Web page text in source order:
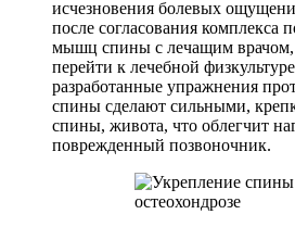
исчезновения болевых
после согласования комплекса
мышц спины с лечащим
перейти к лечебной
разработанные упражнения
спины сделают сильными,
спины, живота, что облегчит
поврежденный позвоночник.